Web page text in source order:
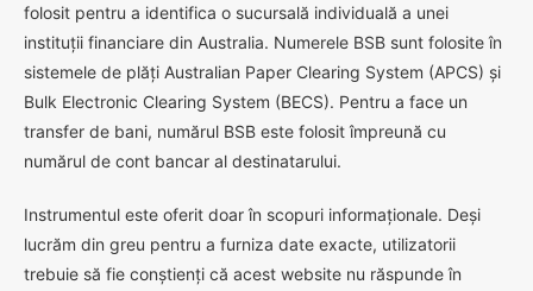
folosit pentru a identifica o sucursală individuală a unei
instituții financiare din Australia. Numerele BSB sunt folosite în
sistemele de plăți Australian Paper Clearing System (APCS) și
Bulk Electronic Clearing System (BECS). Pentru a face un
transfer de bani, numărul BSB este folosit împreună cu
numărul de cont bancar al destinatarului.
Instrumentul este oferit doar în scopuri informaționale. Deși
lucrăm din greu pentru a furniza date exacte, utilizatorii
trebuie să fie conștienți că acest website nu răspunde în